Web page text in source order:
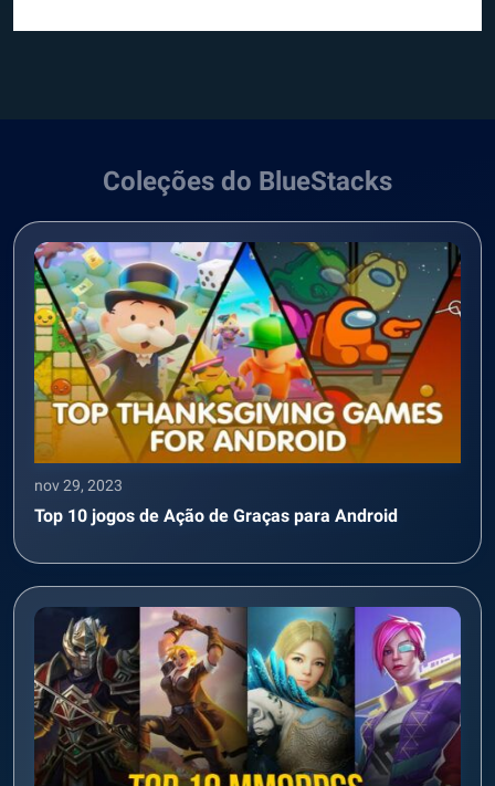
Coleções do BlueStacks
nov 29, 2023
Top 10 jogos de Ação de Graças para Android